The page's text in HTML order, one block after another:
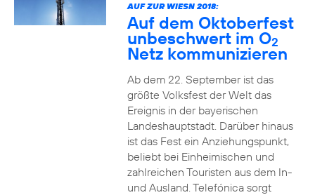
AUF ZUR WIESN 2018:
Auf dem Oktoberfest
unbeschwert im O2
Netz kommunizieren
Ab dem 22. September ist das
größte Volksfest der Welt das
Ereignis in der bayerischen
Landeshauptstadt. Darüber hinaus
ist das Fest ein Anziehungspunkt,
beliebt bei Einheimischen und
zahlreichen Touristen aus dem In-
und Ausland. Telefónica sorgt